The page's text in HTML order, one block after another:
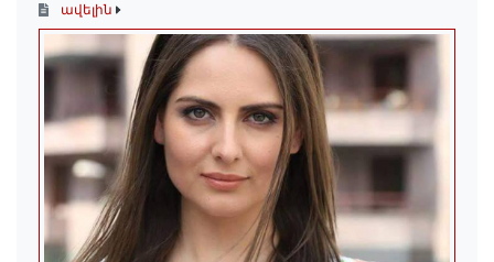
ավելին